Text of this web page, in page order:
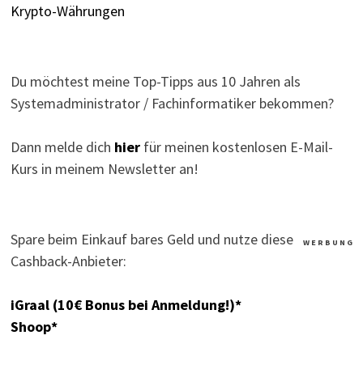
Krypto-Währungen
Du möchtest meine Top-Tipps aus 10 Jahren als
Systemadministrator / Fachinformatiker bekommen?
Dann melde dich hierfür meinen kostenlosen E-Mail-
Kurs in meinem Newsletter an!
W E R B U N G
Spare beim Einkauf bares Geld und nutze diese
Cashback-Anbieter:
iGraal (10€ Bonus bei Anmeldung!)*
Shoop*